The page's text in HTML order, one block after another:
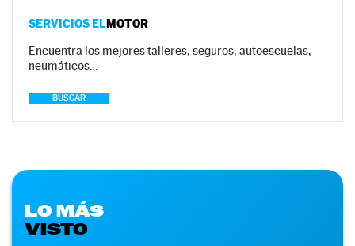
SERVICIOS ELMOTOR
Encuentra los mejores talleres, seguros, autoescuelas,
neumáticos…
BUSCAR
LO MÁS
VISTO